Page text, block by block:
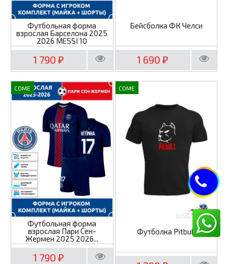
Футбольная форма
взрослая Барселона 2025
2026 MESSI 10
1 790₽
Бейсболка ФК Челси
1 690₽
COME
Футбольная форма
взрослая Пари Сен-
Жермен 2025 2026...
1 790₽
COME
Футболка Pitbull